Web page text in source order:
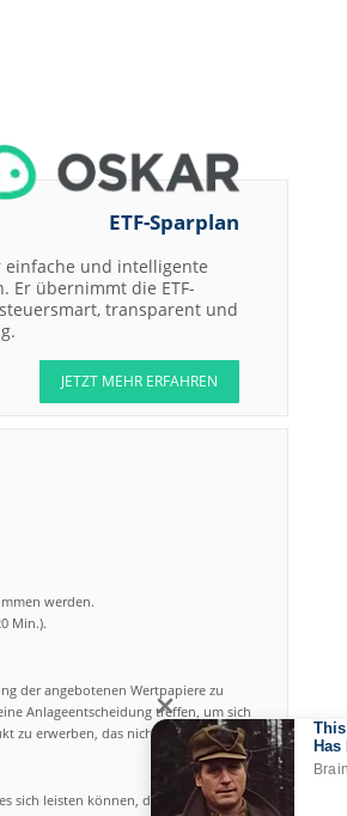
ETF-Sparplan
einfache und intelligente
Er übernimmt die ETF-
transparent und
JETZT MEHR ERFAHREN
werden.
Min.).
der angebotenen Wertpapiere zu
Anlageentscheidung treffen, um sich
zu erwerben, das nicht einfach ist und
sich leisten können, das hohe Risiko